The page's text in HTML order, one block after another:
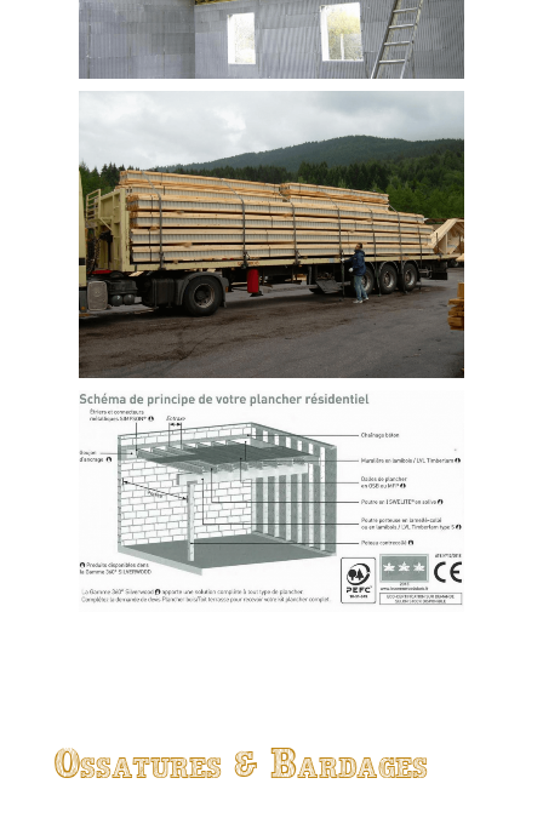
Ossatures & Bardages